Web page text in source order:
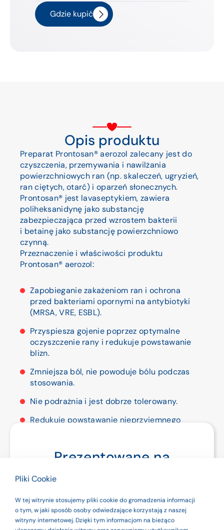
Gdzie kupić
Opis produktu
Preparat Prontosan® aerozol zalecany jest do
czyszczenia, przemywania i nawilżania
powierzchniowych ran (np. skaleczeń, ugryzień,
ran ciętych, otarć) i oparzeń słonecznych.
Prontosan® jest lavaseptykiem, zawiera
poliheksanidynę jako substancję
zabezpieczająca przed wzrostem bakterii
i betainę jako substancję powierzchniowo
czynną.
Przeznaczenie i właściwości produktu
Prontosan® aerozol:
Zapobieganie zakażeniom ran i ochrona
przed bakteriami opornymi na antybiotyki
(MRSA, VRE, ESBL).
Przyspiesza gojenie poprzez optymalne
oczyszczenie rany i redukuje powstawanie
blizn.
Zmniejsza ból, nie powoduje bólu podczas
stosowania.
Nie podrażnia i jest dobrze tolerowany.
Redukuje powstawanie nieprzyjemnego
Umożliwia bezbolesne usuwanie
zaschniętych opatrunków.
Prezentowane na
stronie produkty są
wyrobami
medycznymi. Dla
Pliki Cookie
W tej witrynie stosujemy pliki cookie do gromadzenia informacji
o tym, w jaki sposób osoby odwiedzające korzystają z naszej
witryny internetowej. Dzięki tym informacjom na bieżąco